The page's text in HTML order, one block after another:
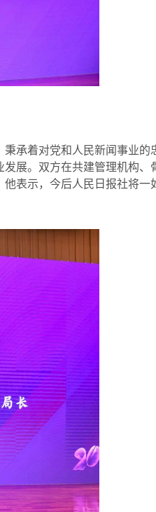
承着对党和人民新闻事业的
展。双方在共建管理机构、
表示，今后人民日报社将一